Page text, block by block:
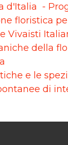
d'Italia -
floristica
Vivaisti
della
e le
di